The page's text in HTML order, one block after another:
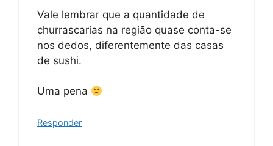
Vale lembrar que a quantidade de
churrascarias na região quase conta-se
nos dedos, diferentemente das casas
de sushi.
Uma pena
Responder